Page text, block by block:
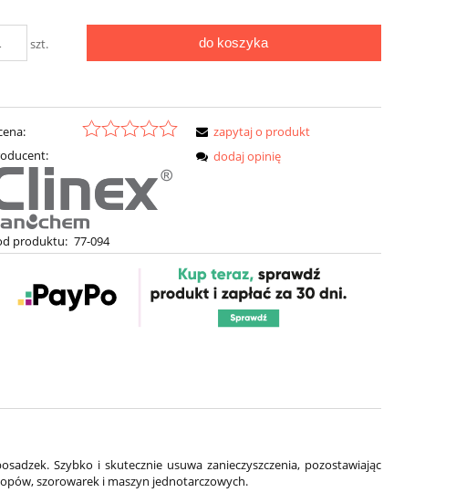
szt. do koszyka
produktu: 77-094
zapytaj o produkt
dodaj opinię
Szybko i skutecznie usuwa zanieczyszczenia, pozostawiając
szorowarek i maszyn jednotarczowych.